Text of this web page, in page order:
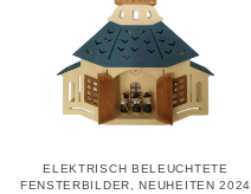
ELEKTRISCH BELEUCHTETE
FENSTERBILDER ,NEUHEITEN 2024